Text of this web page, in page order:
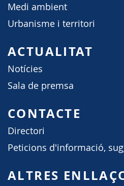
Medi ambient
Urbanisme i territori
ACTUALITAT
Notícies
Sala de premsa
CONTACTE
Directori
Peticions d'informació,
ALTRES